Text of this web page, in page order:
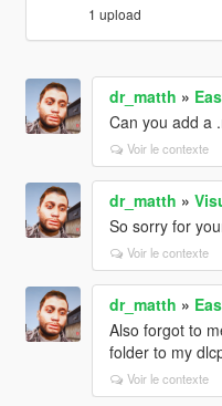
1 upload
dr_matth »
Can you add a
Voir le contexte
dr_matth »
So sorry for
Voir le contexte
dr_matth »
Also forgot to
folder to my
Voir le contexte